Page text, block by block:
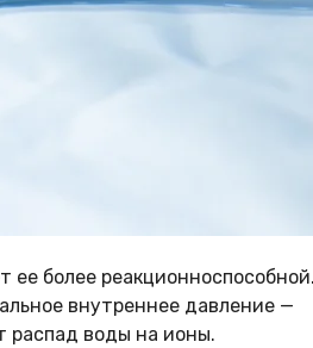
ее более
внутреннее давление —
распад воды на ионы.